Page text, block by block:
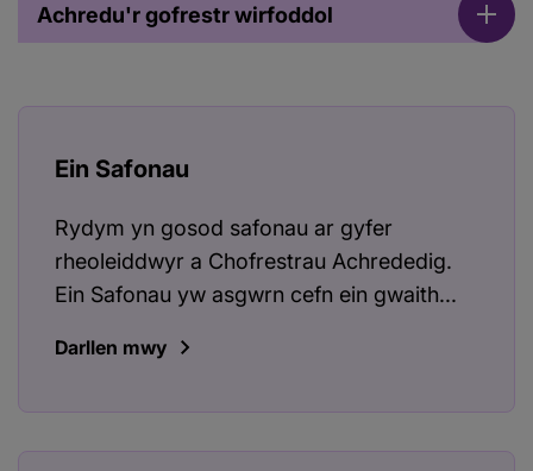
Achredu'r gofrestr wirfoddol
Ein Safonau
Rydym yn gosod safonau ar gyfer
rheoleiddwyr a Chofrestrau Achrededig.
Ein Safonau yw asgwrn cefn ein gwaith...
Darllen mwy